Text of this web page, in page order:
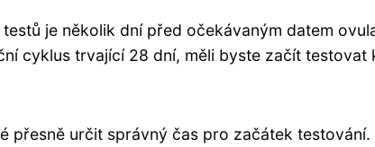
je několik dní před očekávaným datem
cyklus trvající 28 dní, měli byste začít testovat
přesně určit správný čas pro začátek testování.